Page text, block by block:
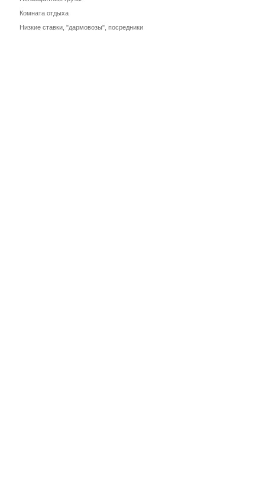
Комната отдыха
Низкие ставки, "дармовозы", посредники